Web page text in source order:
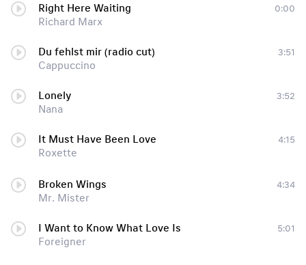
Right Here Waiting
Richard Marx
0:00
Du fehlst mir (radio cut)
Cappuccino
3:51
Lonely
Nana
3:52
It Must Have Been Love
Roxette
4:15
Broken Wings
Mr. Mister
4:34
I Want to Know What Love Is
Foreigner
5:01